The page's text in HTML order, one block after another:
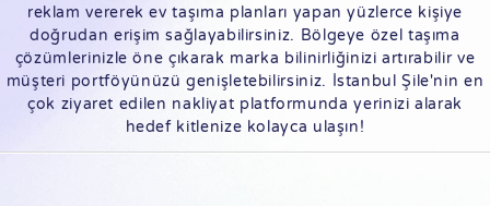
reklam vererek ev taşıma planları yapan yüzlerce kişiye
doğrudan erişim sağlayabilirsiniz. Bölgeye özel taşıma
çözümlerinizle öne çıkarak marka bilinirliğinizi artırabilir ve
müşteri portföyünüzü genişletebilirsiniz. İstanbul Şile'nin en
çok ziyaret edilen nakliyat platformunda yerinizi alarak
hedef kitlenize kolayca ulaşın!